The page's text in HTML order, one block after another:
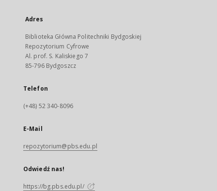
Adres
Biblioteka Główna Politechniki Bydgoskiej
Repozytorium Cyfrowe
Al. prof. S. Kaliskiego 7
85-796 Bydgoszcz
Telefon
(+48) 52 340-8096
E-Mail
repozytorium@pbs.edu.pl
Odwiedź nas!
https://bg.pbs.edu.pl/